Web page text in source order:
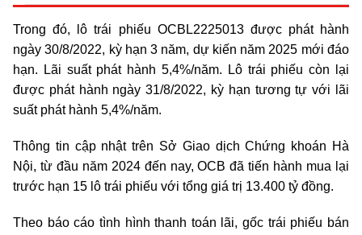
Trong đó, lô trái phiếu OCBL2225013 được phát hành
ngày 30/8/2022, kỳ hạn 3 năm, dự kiến năm 2025 mới đáo
hạn. Lãi suất phát hành 5,4%/năm. Lô trái phiếu còn lại
được phát hành ngày 31/8/2022, kỳ hạn tương tự với lãi
suất phát hành 5,4%/năm.
Thông tin cập nhật trên Sở Giao dịch Chứng khoán Hà
Nội, từ đầu năm 2024 đến nay, OCB đã tiến hành mua lại
trước hạn 15 lô trái phiếu với tổng giá trị 13.400 tỷ đồng.
Theo báo cáo tình hình thanh toán lãi, gốc trái phiếu bán